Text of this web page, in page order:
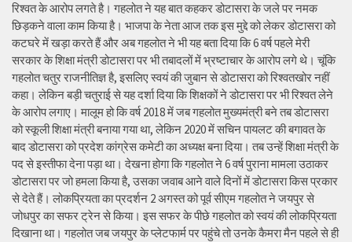
रिश्वत के आरोप लगते है। गहलोत ने यह बात कहकर डोटासरा के जले पर नमक
छिड़कने वाला काम किया है। भाजपा के नेता आज तक इस मुद्दे को लेकर डोटासरा को
कटघरे में खड़ा करते हैं और अब गहलोत ने भी यह बता दिया कि 6 वर्ष पहले मेरी
सरकार के शिक्षा मंत्री डोटासरा पर भी तबादलों में भ्रष्टाचार के आरोप लगे थे। चूंकि
गहलोत चतुर राजनीतिज्ञ है, इसलिए स्वयं की जुबान से डोटासरा को रिश्वतखोर नहीं
कहा। लेकिन बड़ी चतुराई से यह दर्शा दिया कि शिक्षकों ने डोटासरा पर भी रिश्वत लेने
के आरोप लगाए। मालूम हो कि वर्ष 2018 में जब गहलोत मुख्यमंत्री बने तब डोटासरा
को स्कूली शिक्षा मंत्री बनाया गया था, लेकिन 2020 में सचिन पायलट की बगावत के
बाद डोटासरा को प्रदेश कांग्रेस कमेटी का अध्यक्ष बना दिया। तब उन्हें शिक्षा मंत्री के
पद से इस्तीफा देना पड़ा था। देखना होगा कि गहलोत ने 6 वर्ष पुराना मामला उठाकर
डोटासरा पर जो हमला किया है, उसका जवाब आने वाले दिनों में डोटासरा किस प्रकार
से देते हैं। लोकप्रियता का प्रदर्शन 2 अगस्त को पूर्व सीएम गहलोत ने जयपुर से
जोधपुर का सफर ट्रेन से किया। इस सफर के पीछे गहलोत को स्वयं की लोकप्रियता
दिखाना था। गहलोत जब जयपुर के प्लेटफार्म पर पहुंचे तो उनके कैमरा मैन पहले से ही